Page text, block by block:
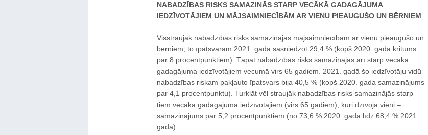
NABADZĪBAS RISKS SAMAZINĀS STARP VECĀKĀ GADAGĀJUMA
IEDZĪVOTĀJIEM UN MĀJSAIMNIECĪBĀM AR VIENU PIEAUGUŠO UN BĒRNIEM
Visstraujāk nabadzības risks samazinājās mājsaimniecībām ar vienu pieaugušo un
bērniem, to īpatsvaram 2021. gadā sasniedzot 29,4 % (kopš 2020. gada kritums
par 8 procentpunktiem). Tāpat nabadzības risks samazinājās arī starp vecākā
gadagājuma iedzīvotājiem vecumā virs 65 gadiem. 2021. gadā šo iedzīvotāju vidū
nabadzības riskam pakļauto īpatsvars bija 40,5 % (kopš 2020. gada samazinājums
par 4,1 procentpunktu). Turklāt vēl straujāk nabadzības risks samazinājās starp
tiem vecākā gadagājuma iedzīvotājiem (virs 65 gadiem), kuri dzīvoja vieni –
samazinājums par 5,2 procentpunktiem (no 73,6 % 2020. gadā līdz 68,4 % 2021.
gadā).